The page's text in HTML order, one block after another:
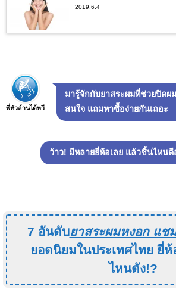
2019.6.4
พี่หัวล้านได้หวี
มารู้จักกับยาสระผมที่ช่วยปิดผ
สนใจ แถมหาซื้อง่ายกันเถอะ
ว้าว! มีหลายยี่ห้อเลย แล้วชิ้นไหน
7 อันดับยาสระผมหงอก แช
ยอดนิยมในประเทศไทย ยี่
ไหนดัง!?